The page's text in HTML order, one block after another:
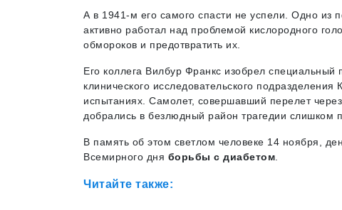
А в 1941-м его самого спасти не успели. Одно из
активно работал над проблемой кислородного
обмороков и предотвратить их.
Его коллега Вилбур Франкс изобрел специальный
клинического исследовательского
испытаниях. Самолет, совершавший перелет
добрались в безлюдный район трагедии слишком
В память об этом светлом человеке 14 ноября,
Всемирного дня борьбы с диабетом
Читайте также: